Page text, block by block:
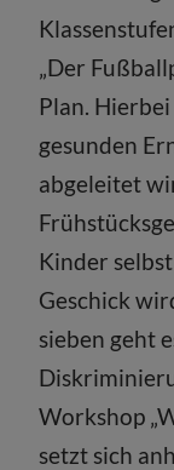
„Der
Plan.
gesunden
abgeleitet
Kinder
Geschick
sieben geht
Workshop
setzt sich